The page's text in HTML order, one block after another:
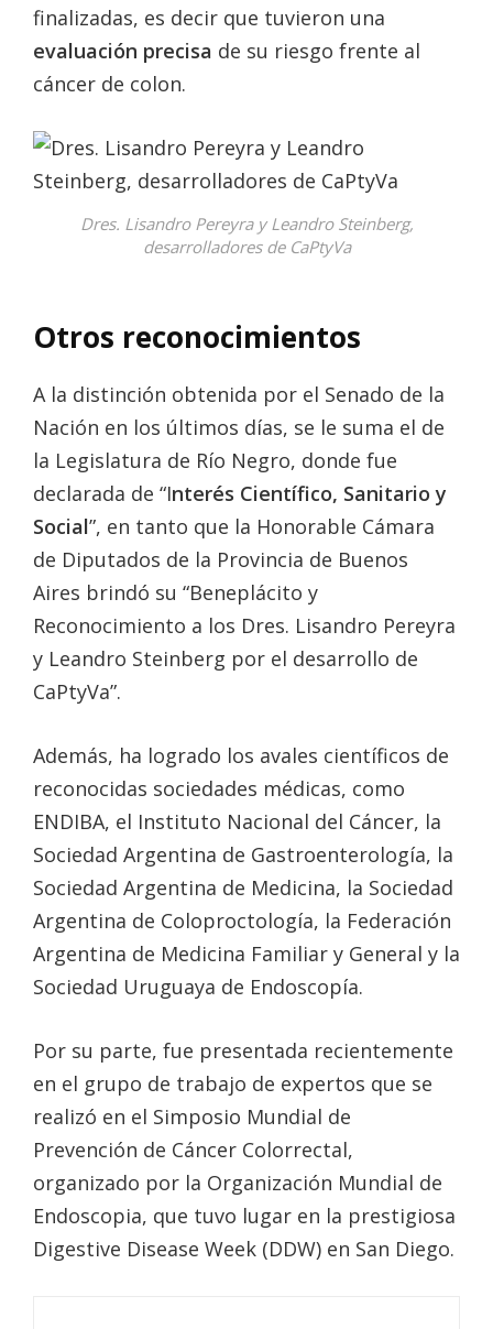
finalizadas, es decir que tuvieron una
evaluación precisa de su riesgo frente al
cáncer de colon.
Dres. Lisandro Pereyra y Leandro Steinberg,
desarrolladores de CaPtyVa
Otros reconocimientos
A la distinción obtenida por el Senado de la
Nación en los últimos días, se le suma el de
la Legislatura de Río Negro, donde fue
declarada de “Interés Científico, Sanitario y
Social”, en tanto que la Honorable Cámara
de Diputados de la Provincia de Buenos
Aires brindó su “Beneplácito y
Reconocimiento a los Dres. Lisandro Pereyra
y Leandro Steinberg por el desarrollo de
CaPtyVa”.
Además, ha logrado los avales científicos de
reconocidas sociedades médicas, como
ENDIBA, el Instituto Nacional del Cáncer, la
Sociedad Argentina de Gastroenterología, la
Sociedad Argentina de Medicina, la Sociedad
Argentina de Coloproctología, la Federación
Argentina de Medicina Familiar y General y la
Sociedad Uruguaya de Endoscopía.
Por su parte, fue presentada recientemente
en el grupo de trabajo de expertos que se
realizó en el Simposio Mundial de
Prevención de Cáncer Colorrectal,
organizado por la Organización Mundial de
Endoscopia, que tuvo lugar en la prestigiosa
Digestive Disease Week (DDW) en San Diego.